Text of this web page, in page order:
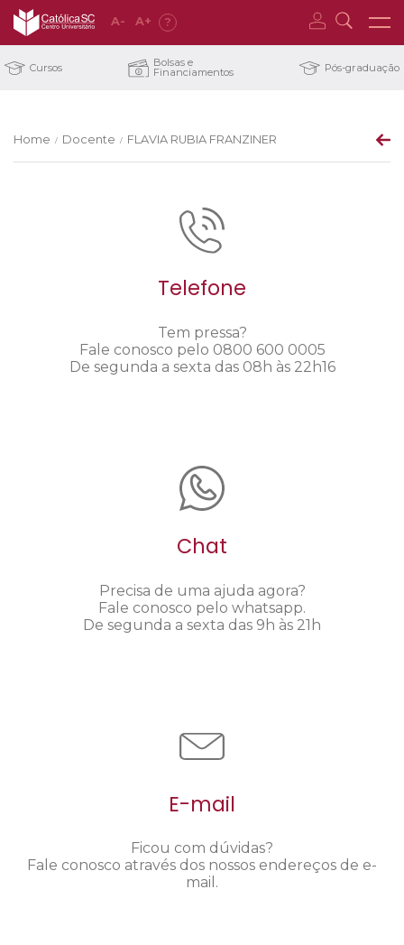
A- A+ ?
Cursos Bolsas e
Financiamentos Pós-graduação
Home / Docente / FLAVIA RUBIA FRANZINER
Telefone
Tem pressa?
Fale conosco pelo 0800 600 0005
De segunda a sexta das 08h às 22h16
Chat
Precisa de uma ajuda agora?
Fale conosco pelo whatsapp.
De segunda a sexta das 9h às 21h
E-mail
Ficou com dúvidas?
Fale conosco através dos nossos endereços de e-
mail.